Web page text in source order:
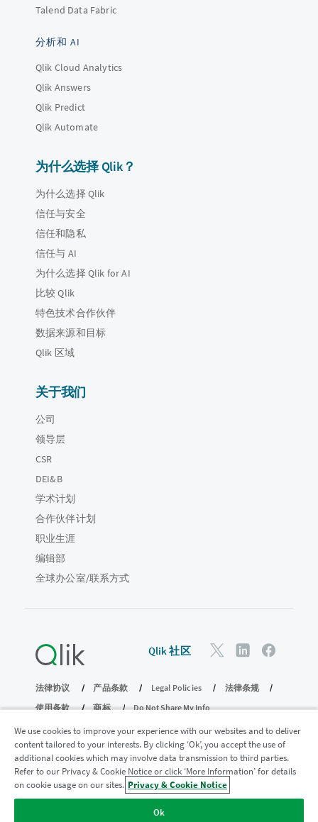
Talend Data Fabric
分析和 AI
Qlik Cloud Analytics
Qlik Answers
Qlik Predict
Qlik Automate
为什么选择 Qlik？
为什么选择 Qlik
信任与安全
信任和隐私
信任与 AI
为什么选择 Qlik for AI
比较 Qlik
特色技术合作伙伴
数据来源和目标
Qlik 区域
关于我们
公司
领导层
CSR
DEI&B
学术计划
合作伙伴计划
职业生涯
编辑部
全球办公室/联系方式
Qlik 社区
法律协议 产品条款 Legal Policies
法律条规
使用条款
商标
Do Not Share My Info
版权所有 © 1993-2026 QlikTech International AB。保留所有权利。
加入分析现代化计划
使用分析现代化计划实现现代化，同时不损害您宝贵的
We use cookies to improve your experience with our websites and to deliver
content tailored to your interests. By clicking ‘Ok’, you accept the use of
additional cookies which may involve data transmission to third parties.
Refer to our Privacy & Cookie Notice or click ‘More Information’ for details
on cookie usage on our sites. Privacy & Cookie Notice
Ok